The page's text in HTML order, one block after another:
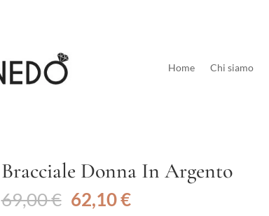
Home Chi siamo
Bracciale Donna In Argento
69,00€ Il
62,10€Il